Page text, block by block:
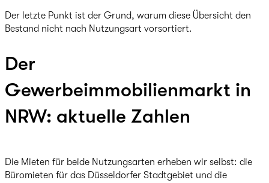
Der letzte Punkt ist der Grund, warum diese Übersicht den
Bestand nicht nach Nutzungsart vorsortiert.
Der
Gewerbeimmobilienmarkt in
NRW: aktuelle Zahlen
Die Mieten für beide Nutzungsarten erheben wir selbst: die
Büromieten für das Düsseldorfer Stadtgebiet und die